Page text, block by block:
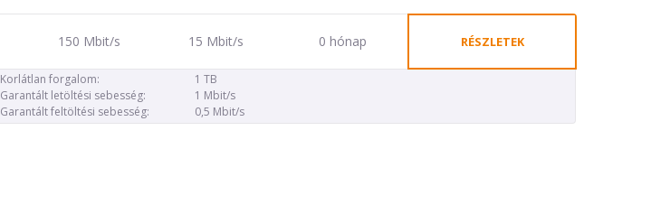
150 Mbit/s 15 Mbit/s 0 hónap RÉSZLETEK
Korlátlan forgalom:
1 TB
Garantált letöltési sebesség:
1 Mbit/s
Garantált feltöltési sebesség:
0,5 Mbit/s